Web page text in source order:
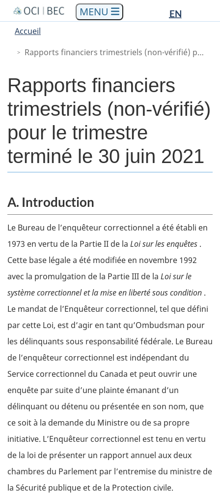
Aller
au
principal
Skip
to
government"
Passer
à
version
HTML
Main
EN
You
here
Accueil
Rapports financiers trimestriels (non-vérifié) pour le trimestre terminé le 30 juin 2021
Rapports financiers
trimestriels (non-vérifié)
pour le trimestre
terminé le 30 juin 2021
Body
A. Introduction
Le Bureau de l’enquêteur correctionnel a été établi en
1973 en vertu de la Partie II de la Loi sur les enquêtes .
Cette base légale a été modifiée en novembre 1992
avec la promulgation de la Partie III de la Loi sur le
système correctionnel et la mise en liberté sous condition .
Le mandat de l’Enquêteur correctionnel, tel que défini
par cette Loi, est d’agir en tant qu’Ombudsman pour
les délinquants sous responsabilité fédérale. Le Bureau
de l’enquêteur correctionnel est indépendant du
Service correctionnel du Canada et peut ouvrir une
enquête par suite d’une plainte émanant d’un
délinquant ou détenu ou présentée en son nom, que
ce soit à la demande du Ministre ou de sa propre
initiative. L’Enquêteur correctionnel est tenu en vertu
de la loi de présenter un rapport annuel aux deux
chambres du Parlement par l’entremise du ministre de
la Sécurité publique et de la Protection civile.